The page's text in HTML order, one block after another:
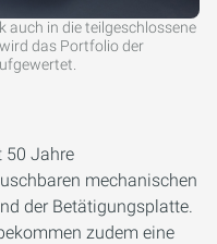
auch in die teilgeschlossene
das Portfolio der
50 Jahre
mechanischen
der Betätigungsplatte.
zudem eine